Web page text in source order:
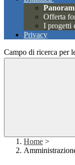
Offerta
I progetti
Privacy
Campo di ricerca per
Home >